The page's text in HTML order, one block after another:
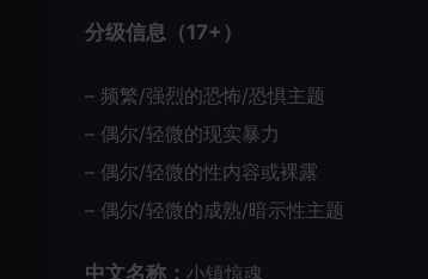
分级信息（17+）
– 频繁/强烈的恐怖/恐惧主题
– 偶尔/轻微的现实暴力
– 偶尔/轻微的性内容或裸露
– 偶尔/轻微的成熟/暗示性主题
中文名称： 小镇惊魂